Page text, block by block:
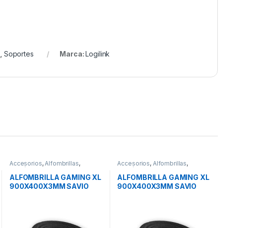
Soportes Marca:Logilink
Accesorios,Alfombrillas,
Periféricos
ALFOMBRILLA GAMING XL
900X400X3MM SAVIO
Accesorios, Alfombrillas,
Periféricos
ALFOMBRILLA GAMING XL
900X400X3MM SAVIO